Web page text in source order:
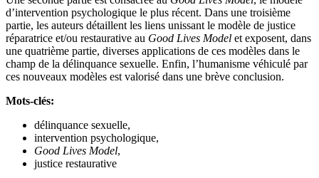
d’intervention psychologique le plus récent. Dans une troisième
partie, les auteurs détaillent les liens unissant le modèle de justice
réparatrice et/ou restaurative au Good Lives Model et exposent, dans
une quatrième partie, diverses applications de ces modèles dans le
champ de la délinquance sexuelle. Enfin, l’humanisme véhiculé par
ces nouveaux modèles est valorisé dans une brève conclusion.
Mots-clés:
délinquance sexuelle,
intervention psychologique,
Good Lives Model,
justice restaurative